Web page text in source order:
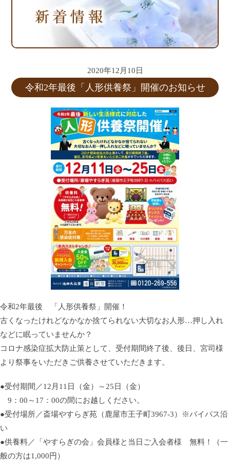
2020年12月10日
令和2年最後「人形供養祭」開催のお知らせ
令和2年最後 「人形供養祭」開催！
古くなったけれどなかなか捨てられない大切なお人形…押し入れ
などに眠っていませんか？
コロナ感染症拡大防止策として、受付期間終了後、後日、宮司様
より祭事をいただきご供養させていただきます。
●受付期間／12月11日（金）～25日（金）
9：00～17：00の間にお越しください。
●受付場所／斎場やすらぎ苑（鹿屋市王子町3967-3）※バイパス沿
い
●供養料／「やすらぎの会」会員様と当日ご入会者様 無料！（一
般の方は1,000円）